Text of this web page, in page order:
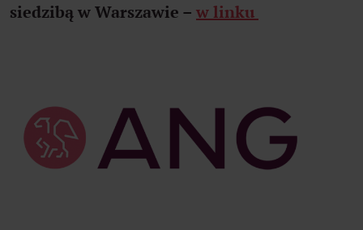
siedzibą w Warszawie – w linku